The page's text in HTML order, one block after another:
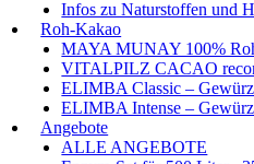
Infos zu Naturstoffen und
Roh-Kakao
MAYA MUNAY 100%
VITALPILZ CACAO
ELIMBA Classic –
ELIMBA Intense –
Angebote
ALLE ANGEBOTE